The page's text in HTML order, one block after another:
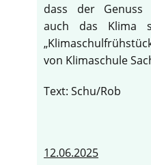
dass der Genuss
auch das Klima
von Klimaschule
Text: Schu/Rob
12.06.2025